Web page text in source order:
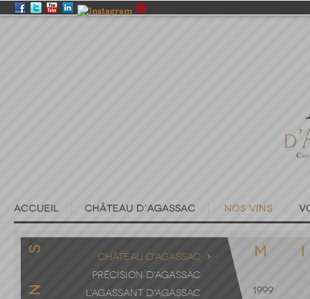
CHÂTEAU D'AGASSAC
PRÉCISION D'AGASSAC
L'AGASSANT D'AGASSAC
1999